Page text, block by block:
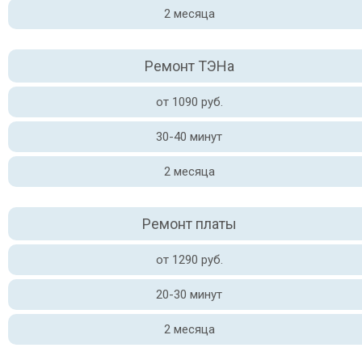
2 месяца
Ремонт ТЭНа
от 1090 руб.
30-40 минут
2 месяца
Ремонт платы
от 1290 руб.
20-30 минут
2 месяца